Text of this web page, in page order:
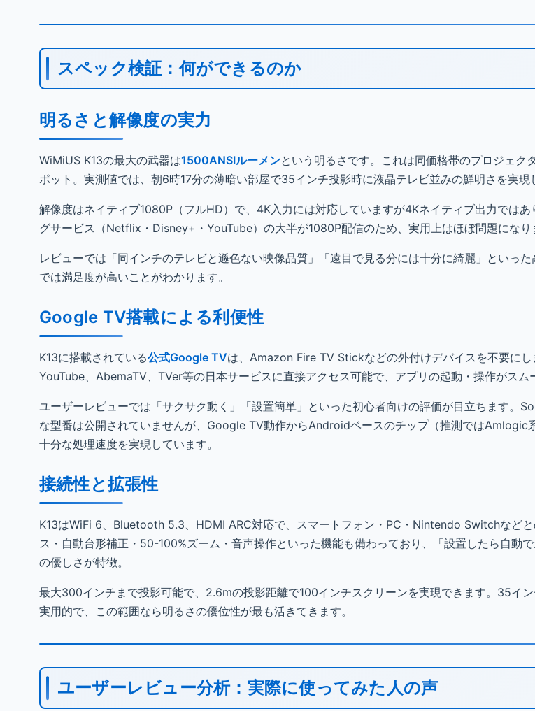
スペック検証：何ができるのか
明るさと解像度の実力
WiMiUS K13の最大の武器は1500ANSIルーメンという明るさです。これは同価格帯のプロジェク
ポット。実測値では、朝6時17分の薄暗い部屋で35インチ投影時に液晶テレビ並みの鮮明さを実現
解像度はネイティブ1080P（フルHD）で、4K入力には対応していますが4Kネイティブ出力では
グサービス（Netflix・Disney+・YouTube）の大半が1080P配信のため、実用上はほぼ問題になり
レビューでは「同インチのテレビと遜色ない映像品質」「遠目で見る分には十分に綺麗」といっ
では満足度が高いことがわかります。
Google TV搭載による利便性
K13に搭載されている公式Google TVは、Amazon Fire TV Stickなどの外付けデバイスを不要に
YouTube、AbemaTV、TVer等の日本サービスに直接アクセス可能で、アプリの起動・操作がスム
ユーザーレビューでは「サクサク動く」「設置簡単」といった初心者向けの評価が目立ちます。
な型番は公開されていませんが、Google TV動作からAndroidベースのチップ（推測ではAmlogic
十分な処理速度を実現しています。
接続性と拡張性
K13はWiFi 6、Bluetooth 5.3、HDMI ARC対応で、スマートフォン・PC・Nintendo Switchなど
ス・自動台形補正・50-100%ズーム・音声操作といった機能も備わっており、「設置したら自動
の優しさが特徴。
最大300インチまで投影可能で、2.6mの投影距離で100インチスクリーンを実現できます。35イ
実用的で、この範囲なら明るさの優位性が最も活きてきます。
ユーザーレビュー分析：実際に使ってみた人の声